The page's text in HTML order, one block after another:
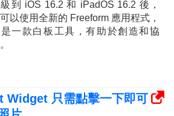
到 iOS 16.2 和 iPadOS 16.2 後，
以使用全新的 Freeform 應用程式，
一款白板工具，有助於創造和協
Widget 只需點擊一下即可